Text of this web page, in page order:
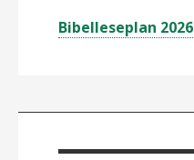
Bibelleseplan 2026